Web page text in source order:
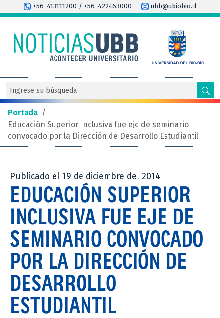
+56-413111200 / +56-422463000 ubb@ubiobio.cl
Portada /
Educación Superior Inclusiva fue eje de seminario
convocado por la Dirección de Desarrollo Estudiantil
Publicado el 19 de diciembre del 2014
EDUCACIÓN SUPERIOR
INCLUSIVA FUE EJE DE
SEMINARIO CONVOCADO
POR LA DIRECCIÓN DE
DESARROLLO
ESTUDIANTIL